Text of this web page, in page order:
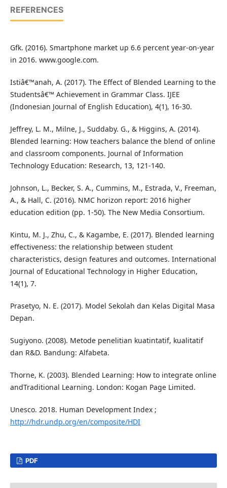
REFERENCES
Gfk. (2016). Smartphone market up 6.6 percent year-on-year
in 2016. www.google.com.
Istiâ€™anah, A. (2017). The Effect of Blended Learning to the
Studentsâ€™ Achievement in Grammar Class. IJEE
(Indonesian Journal of English Education), 4(1), 16-30.
Jeffrey, L. M., Milne, J., Suddaby. G., & Higgins, A. (2014).
Blended learning: How teachers balance the blend of online
and classroom components. Journal of Information
Technology Education: Research, 13, 121-140.
Johnson, L., Becker, S. A., Cummins, M., Estrada, V., Freeman,
A., & Hall, C. (2016). NMC horizon report: 2016 higher
education edition (pp. 1-50). The New Media Consortium.
Kintu, M. J., Zhu, C., & Kagambe, E. (2017). Blended learning
effectiveness: the relationship between student
characteristics, design features and outcomes. International
Journal of Educational Technology in Higher Education,
14(1), 7.
Prasetyo, N. E. (2017). Model Sekolah dan Kelas Digital Masa
Depan.
Sugiyono. (2008). Metode penelitian kuatintatif, kualitatif
dan R&D. Bandung: Alfabeta.
Thorne, K. (2003). Blended Learning: How to integrate online
andTraditional Learning. London: Kogan Page Limited.
Unesco. 2018. Human Development Index ;
http://hdr.undp.org/en/composite/HDI
PDF